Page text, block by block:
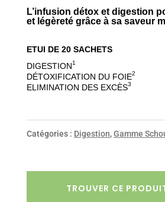
L’infusion détox et digestion
et légèreté grâce à sa saveur
ETUI DE 20 SACHETS
DIGESTION1
DÉTOXIFICATION DU FOIE2
ELIMINATION DES EXCÈS3
Catégories : Digestion,Gamme
TROUVER CE